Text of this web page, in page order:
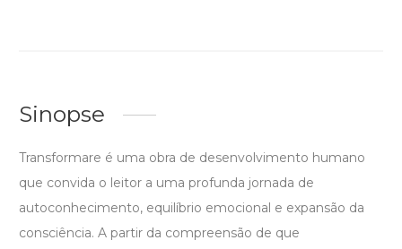
Sinopse
Transformare é uma obra de desenvolvimento humano
que convida o leitor a uma profunda jornada de
autoconhecimento, equilíbrio emocional e expansão da
consciência. A partir da compreensão de que